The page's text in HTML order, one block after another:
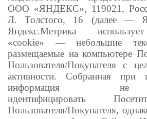
ООО «ЯНДЕКС», 119021,
Л. Толстого, 16 (далее —
Яндекс.Метрика
«cookie» — небольшие
размещаемые на компьютере
Пользователя/Покупателя с
активности.Собранная при
информация
идентифицировать
Пользователя/Покупателя,